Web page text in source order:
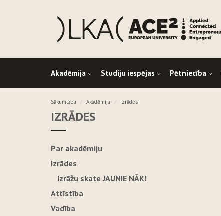
Akadēmija Studiju iespējas Pētniecība
Sākumlapa Akadēmija Izrādes
IZRĀDES
Par akadēmiju
Izrādes
Izrāžu skate JAUNIE NĀK!
Attīstība
Vadība